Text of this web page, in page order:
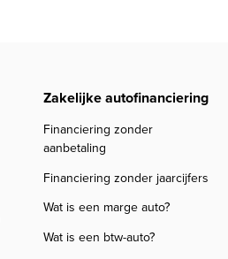
Zakelijke autofinanciering
Financiering zonder
aanbetaling
Financiering zonder jaarcijfers
Wat is een marge auto?
Wat is een btw-auto?